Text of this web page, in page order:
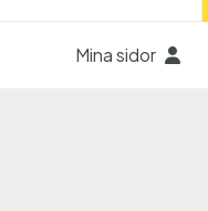
Mina sidor